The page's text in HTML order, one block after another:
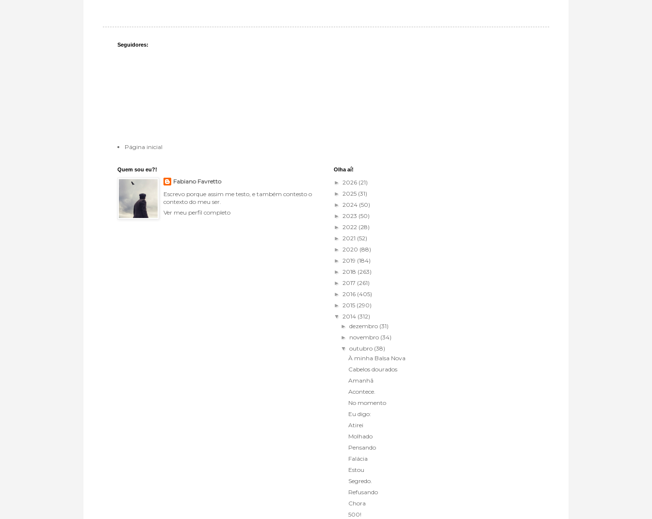
Seguidores:
Página inicial
Quem sou eu?!
Fabiano Favretto
Escrevo porque assim me testo, e também contesto o
contexto do meu ser.
Ver meu perfil completo
Olha aí!
► 2026 (21)
► 2025 (31)
► 2024 (50)
► 2023 (50)
► 2022 (28)
► 2021 (52)
► 2020 (88)
► 2019 (184)
► 2018 (263)
► 2017 (261)
► 2016 (405)
► 2015 (290)
▼ 2014 (312)
►dezembro (31)
► novembro (34)
▼outubro (38)
À minha Balsa Nova
Cabelos dourados
Amanhã
Acontece.
No momento
Eu digo:
Atirei
Molhado
Pensando
Falácia
Estou
Segredo.
Refusando
Chora
500!